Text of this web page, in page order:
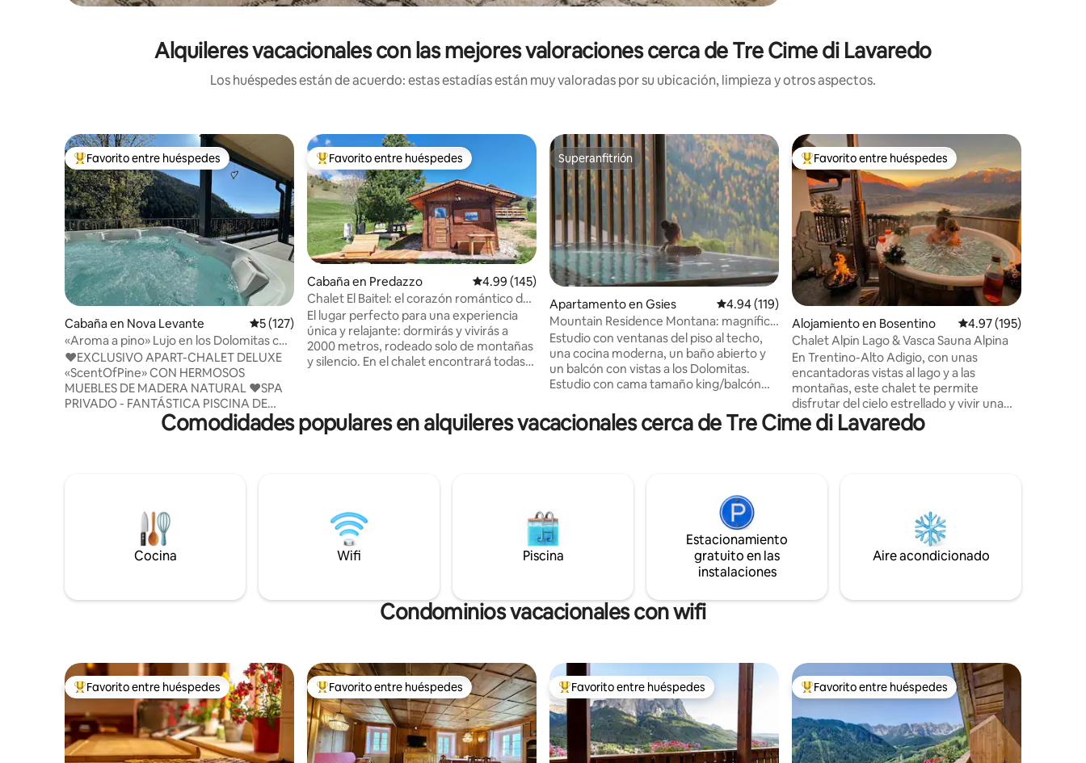
Alquileres vacacionales con las mejores valoraciones cerca de Tre Cime di Lavaredo
Los huéspedes están de acuerdo: estas estadías están muy valoradas por su ubicación, limpieza y otros aspectos.
Favorito entre huéspedes preferido
Favorito entre huéspedes
Cabaña en Nova Levante Calificación promedio: 5 de 5, 127 reseñas
5 (127)
«Aroma a pino» Lujo en los Dolomitas con
hidromasaje y sauna
♥️EXCLUSIVO APART-CHALET DELUXE
«ScentOfPine» CON HERMOSOS
MUEBLES DE MADERA NATURAL ♥️SPA
PRIVADO - FANTÁSTICA PISCINA DE
HIDROMASAJE CLIMATIZADA Y SAUNA
ESPACIOSA + ESPECTACULAR VISTA A
EN UN PUEBLO DE MONTAÑA ♥️JARDÍN
+ TERRAZA PANORÁMICA ♥️2
HERMOSAS HABITACIONES DOBLES ♥️2
BAÑOS DE LUJO CON DUCHA
DE 55PULGADAS ♥️¡EL SUEÑO DE TENER
Favorito entre huéspedes preferido
Favorito entre huéspedes
Cabaña en Predazzo Calificación promedio: 4.99 de 5, 145 reseñas
4.99 (145)
Chalet El Baitel: el corazón romántico de
Alpe Lusia
El lugar perfecto para una experiencia
única y relajante: dormirás y vivirás a
2000 metros, rodeado solo de montañas
y silencio. En el chalet encontrará todas
impresionante vista de la cadena del
Lagorai y del grupo de los Pale di San
disfrute de la combinación de sauna y
bañera de hidromasaje!
Superanfitrión
Superanfitrión
Apartamento en Gsies Calificación promedio: 4.94 de 5, 119 reseñas
4.94 (119)
Mountain Residence Montana: magnífico
estudio grande
Estudio con ventanas del piso al techo,
una cocina moderna, un baño abierto y
un balcón con vistas a los Dolomitas.
Estudio con cama tamaño king/balcón
piso al techo/ sofá cama /TV LED de alta
definición/cocina de marca totalmente
finlandesa, sauna bio, piscina de agua
fría, zona de relajación, piscina de
hidromasaje infinita XXL, piscina. CrossFit
Box – Gimnasio.
Favorito entre huéspedes preferido
Favorito entre huéspedes
Alojamiento en Bosentino Calificación promedio:
4.97 (195)
Chalet Alpin Lago & Vasca Sauna Alpina
En Trentino-Alto Adigio, con unas
encantadoras vistas al lago y a las
montañas, este chalet te permite
disfrutar del cielo estrellado y vivir una
aventura muy especial en el jacuzzi alta
montaña privado. Además, el chalet
típico de montaña, dispone de un gran
ventanal en la sala de estar que permite
disfrutar del grandioso panorama
exterior. P.D.: Despiértate al amanecer...
Comodidades populares en alquileres vacacionales cerca de Tre Cime di Lavaredo
Cocina Wifi Piscina
Estacionamiento
gratuito en las
instalaciones
Aire acondicionado
Condominios vacacionales con wifi
Favorito entre huéspedes preferido
Favorito entre huéspedes Favorito entre huéspedes preferido
Favorito entre huéspedes Favorito entre huéspedes preferido
Favorito entre huéspedes Favorito entre huéspedes preferido
Favorito entre huéspedes